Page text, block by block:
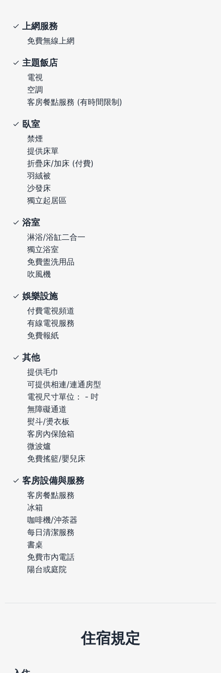
上網服務
免費無線上網
主題飯店
電視
空調
客房餐點服務 (有時間限制)
臥室
禁煙
提供床單
折疊床/加床 (付費)
羽絨被
沙發床
獨立起居區
浴室
淋浴/浴缸二合一
獨立浴室
免費盥洗用品
吹風機
娛樂設施
付費電視頻道
有線電視服務
免費報紙
其他
提供毛巾
可提供相連/連通房型
電視尺寸單位： - 吋
無障礙通道
熨斗/燙衣板
客房內保險箱
微波爐
免費搖籃/嬰兒床
客房設備與服務
客房餐點服務
冰箱
咖啡機/沖茶器
每日清潔服務
書桌
免費市內電話
陽台或庭院
住宿規定